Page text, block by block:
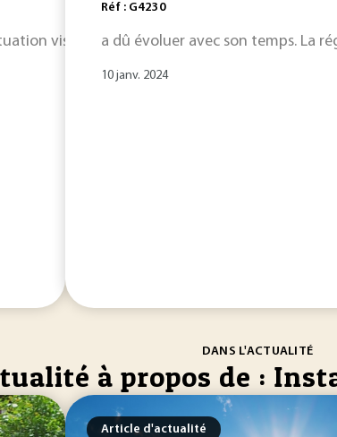
vis-à-vis de la réglementation des
Réf : G4230
a dû évoluer avec son temps. La
10 janv. 2024
DANS L'ACTUALITÉ
à propos de :
Article d'actualité